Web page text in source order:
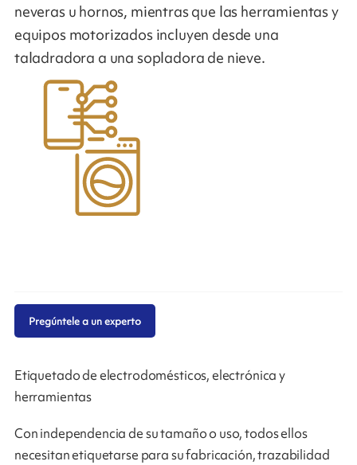
neveras u hornos, mientras que las herramientas y
equipos motorizados incluyen desde una
taladradora a una sopladora de nieve.
Etiquetado de electrodomésticos, electrónica y
herramientas
Con independencia de su tamaño o uso, todos ellos
necesitan etiquetarse para su fabricación, trazabilidad
Pregúntele a un experto